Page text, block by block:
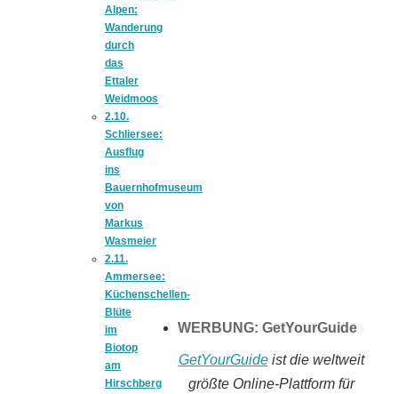
Alpen:
Wanderung
durch
das
Ettaler
Weidmoos
2.10.
Schliersee:
Ausflug
ins
Bauernhofmuseum
von
Markus
Wasmeier
2.11.
Ammersee:
Küchenschellen-
Blüte
im
Biotop
am
Hirschberg
Tomaten selber
WERBUNG: GetYourGuide
GetYourGuideist die weltweit
größte Online-Plattform für